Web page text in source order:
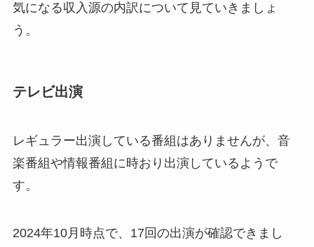
気になる収入源の内訳について見ていきましょ
う。
テレビ出演
レギュラー出演している番組はありませんが、音
楽番組や情報番組に時おり出演しているようで
す。
2024年10月時点で、17回の出演が確認できまし